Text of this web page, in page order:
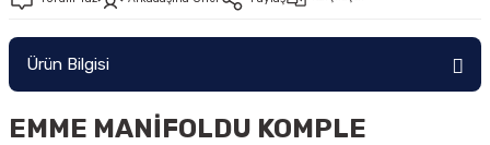
Ürün Bilgisi
EMME MANİFOLDU KOMPLE